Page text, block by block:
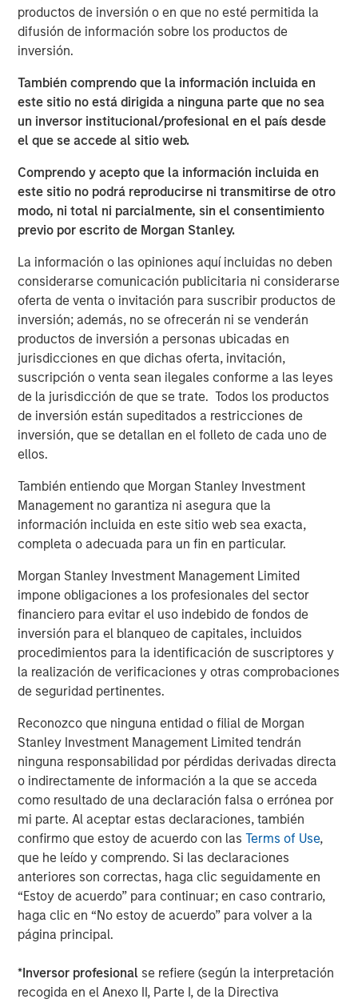
productos de inversión o en que no esté permitida la
difusión de información sobre los productos de
inversión.
También comprendo que la información incluida en
este sitio no está dirigida a ninguna parte que no sea
un inversor institucional/profesional en el país desde
el que se accede al sitio web.
Comprendo y acepto que la información incluida en
este sitio no podrá reproducirse ni transmitirse de otro
modo, ni total ni parcialmente, sin el consentimiento
previo por escrito de Morgan Stanley.
La información o las opiniones aquí incluidas no deben
considerarse comunicación publicitaria ni considerarse
oferta de venta o invitación para suscribir productos de
inversión; además, no se ofrecerán ni se venderán
productos de inversión a personas ubicadas en
jurisdicciones en que dichas oferta, invitación,
suscripción o venta sean ilegales conforme a las leyes
de la jurisdicción de que se trate. Todos los productos
de inversión están supeditados a restricciones de
inversión, que se detallan en el folleto de cada uno de
ellos.
También entiendo que Morgan Stanley Investment
Management no garantiza ni asegura que la
información incluida en este sitio web sea exacta,
completa o adecuada para un fin en particular.
Morgan Stanley Investment Management Limited
impone obligaciones a los profesionales del sector
financiero para evitar el uso indebido de fondos de
inversión para el blanqueo de capitales, incluidos
procedimientos para la identificación de suscriptores y
la realización de verificaciones y otras comprobaciones
de seguridad pertinentes.
Reconozco que ninguna entidad o filial de Morgan
Stanley Investment Management Limited tendrán
ninguna responsabilidad por pérdidas derivadas directa
o indirectamente de información a la que se acceda
como resultado de una declaración falsa o errónea por
mi parte. Al aceptar estas declaraciones, también
confirmo que estoy de acuerdo con lasTerms of Use,
que he leído y comprendo. Si las declaraciones
anteriores son correctas, haga clic seguidamente en
“Estoy de acuerdo” para continuar; en caso contrario,
haga clic en “No estoy de acuerdo” para volver a la
página principal.
*Inversor profesional se refiere (según la interpretación
recogida en el Anexo II, Parte I, de la Directiva
The Portfolio Solutions Group is a comprehensive multi-
asset business, with activity across all asset strategies
and types (traditional and alternative), through solutions
(public and private assets) and fully private portfolios.
Offerings are delivered via a managed portfolio or model,
in discretionary or advisory format.
ARTÍCULOS RELACIONADOS
CARON’S CORNER
There’s a New Sheriff in Town: Culture
CARON’S CORNER
The Blurred Lines Between Growth and Value
Create an Investment Opportunity
CARON’S CORNER
Adapting to a Structurally Higher Nominal
World
The Author
Jim Caron
Managing Director
Featured Insights
ARTÍCULO